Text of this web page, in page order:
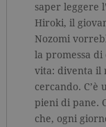
saper leggere
Hiroki, il
Nozomi
la promessa
vita: diventa il
cercando.
pieni di pane.
che, ogni